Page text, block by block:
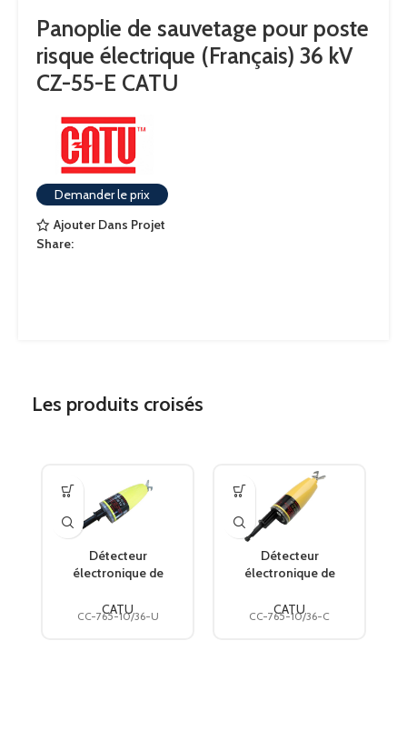
Panoplie de sauvetage pour poste
risque électrique (Français) 36 kV
CZ-55-E CATU
Demander le prix
Ajouter Dans Projet
Share:
Les produits croisés
Détecteur
électronique de
compacte 10-36 kV
embout UDI CC-765-
CATU
CC-765-10/36-U
Détecteur
électronique de
compacte 10-36 kV
embout C (hexagonal
CATU
CC-765-10/36-C